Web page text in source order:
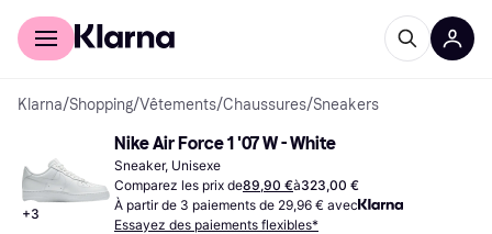
Acheter avec Klarna
Klarna/Shopping/Vêtements/Chaussures/Sneakers
+3
Nike Air Force 1 '07 W - White
Sneaker, Unisexe
Comparez les prix de89,90 €à323,00 €
À partir de 3 paiements de 29,96 € avec
Essayez des paiements flexibles*